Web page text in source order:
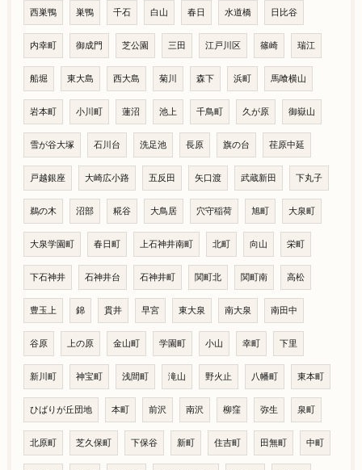
西巣鴨 巣鴨 千石 白山 春日 水道橋 日比谷
内幸町 御成門 芝公園 三田 江戸川区 篠崎 瑞江
船堀 東大島 西大島 菊川 森下 浜町 馬喰横山
岩本町 小川町 蓮沼 池上 千鳥町 久が原 御嶽山
雪が谷大塚 石川台 洗足池 長原 旗の台 荏原中延
戸越銀座 大崎広小路 五反田 矢口渡 武蔵新田 下丸子
鵜の木 沼部 糀谷 大鳥居 穴守稲荷 旭町 大泉町
大泉学園町 春日町 上石神井南町 北町 向山 栄町
下石神井 石神井台 石神井町 関町北 関町南 高松
豊玉上 錦 貫井 早宮 東大泉 南大泉 南田中
谷原 上の原 金山町 学園町 小山 幸町 下里
新川町 神宝町 浅間町 滝山 野火止 八幡町 東本町
ひばりが丘団地 本町 前沢 南沢 柳窪 弥生 泉町
北原町 芝久保町 下保谷 新町 住吉町 田無町 中町